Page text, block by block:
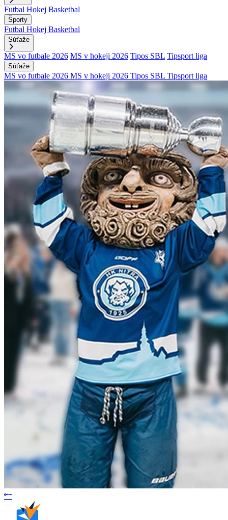
Futbal Hokej Basketbal
Športy
Futbal Hokej Basketbal
Súťaže
MS vo futbale 2026 MS v hokeji 2026 Tipos SBL Tipsport liga
Súťaže
MS vo futbale 2026 MS v hokeji 2026 Tipos SBL Tipsport liga